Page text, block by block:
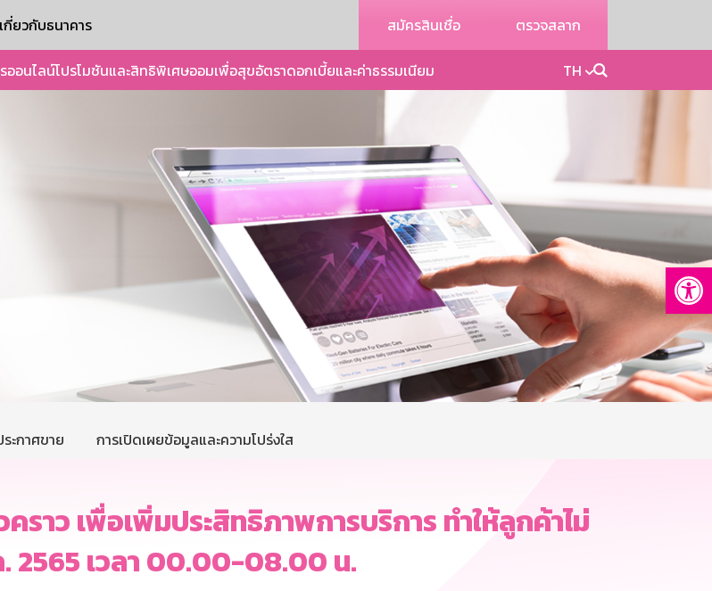
เกี่ยวกับธนาคาร สมัครสินเชื่อ ตรวจสลาก
ออนไลน์โปรโมชันและสิทธิพิเศษออมเพื่อสุขอัตราดอกเบี้ยและค่าธรรมเนียม TH
ะกาศขาย การเปิดเผยข้อมูลและความโปร่งใส
าว เพื่อเพิ่มประสิทธิภาพการบริการ ทำให้ลูกค้าไม่
. 2565 เวลา 00.00-08.00 น.